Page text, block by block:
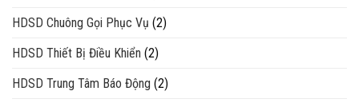
HDSD Chuông Gọi Phục Vụ (2)
HDSD Thiết Bị Điều Khiển (2)
HDSD Trung Tâm Báo Động (2)